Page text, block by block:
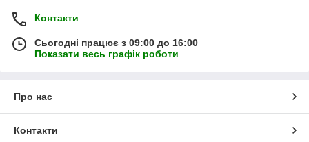
Контакти
Сьогодні працює з 09:00 до 16:00
Показати весь графік роботи
Про нас
Контакти